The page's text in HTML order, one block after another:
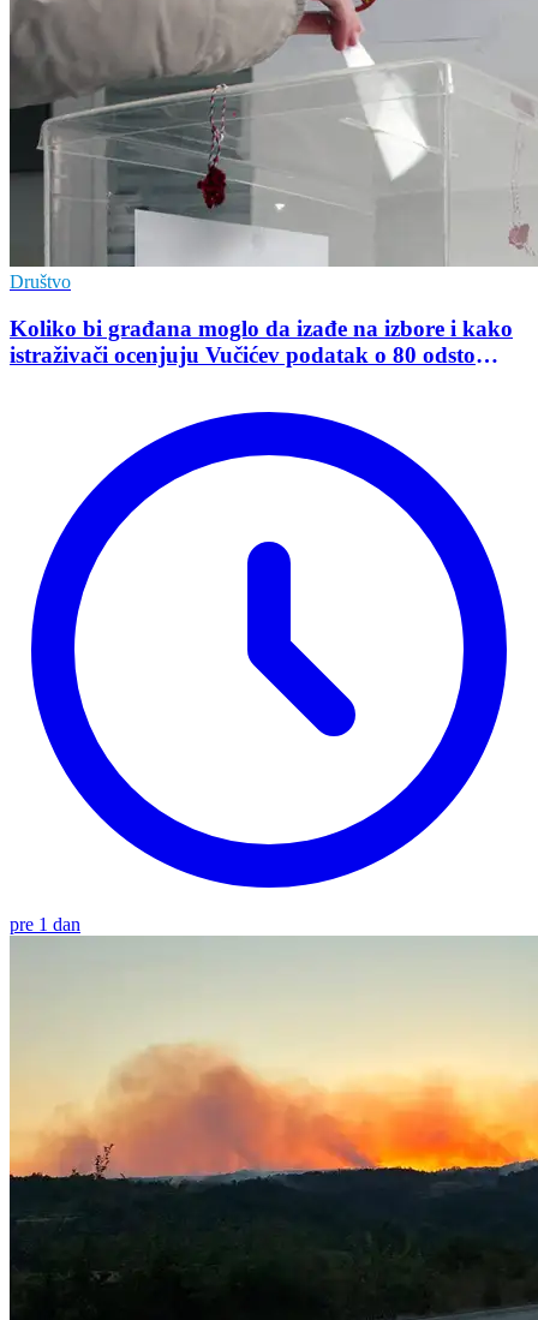
Društvo
Koliko bi građana moglo da izađe na izbore i kako
istraživači ocenjuju Vučićev podatak o 80 odsto
pre 1 dan